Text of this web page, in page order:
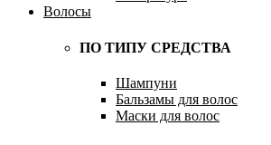
Волосы
ПО ТИПУ СРЕДСТВА
Шампуни
Бальзамы для волос
Маски для волос